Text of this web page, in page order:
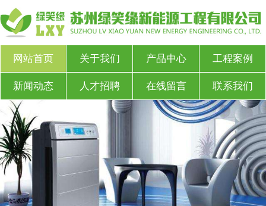
网站首页 关于我们 产品中心 工程案例
新闻动态 人才招聘 在线留言 联系我们